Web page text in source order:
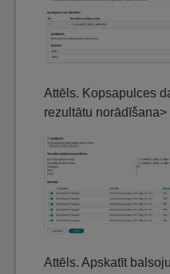
Attēls. Kopsapulces
rezultātu norādīšana>
Attēls. Apskatīt